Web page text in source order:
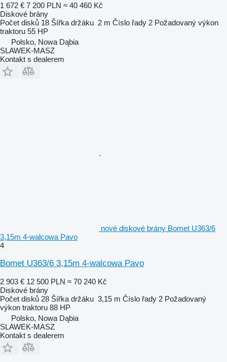
1 672 € 7 200 PLN ≈ 40 460 Kč
Diskové brány
Počet disků 18 Šířka držáku 2 m Číslo řady 2 Požadovaný výkon
traktoru 55 HP
Polsko, Nowa Dąbia
SLAWEK-MASZ
Kontakt s dealerem
nové diskové brány Bomet U363/6
3,15m 4-walcowa Pavo
4
Bomet U363/6 3,15m 4-walcowa Pavo
2 903 € 12 500 PLN ≈ 70 240 Kč
Diskové brány
Počet disků 28 Šířka držáku 3,15 m Číslo řady 2 Požadovaný
výkon traktoru 88 HP
Polsko, Nowa Dąbia
SLAWEK-MASZ
Kontakt s dealerem